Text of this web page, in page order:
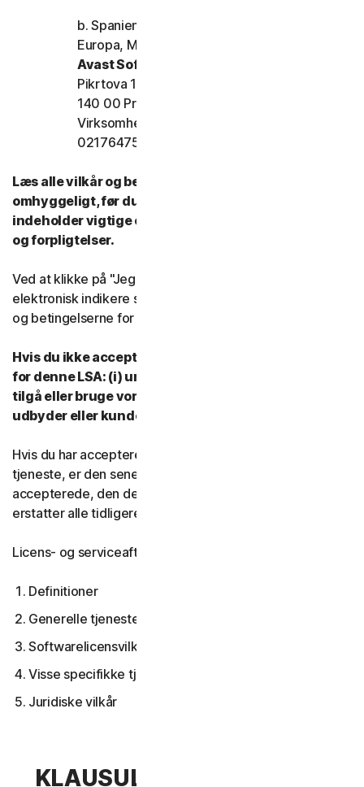
b. Spanien, Frankrig, Italien og resten af
Europa, Mellemøsten og Afrika
Avast Software s.r.o.
Pikrtova 1737/1a, Nusle,
140 00 Praha 4 Tjekkiet
Virksomhedens registreringsnummer:
02176475 og momsnummer: CZ02176475
Læs alle vilkår og betingelser for denne LSA
omhyggeligt, før du bruger vores tjenester. De
indeholder vigtige oplysninger om dine rettigheder
og forpligtelser.
Ved at klikke på "Jeg accepterer" eller på anden måde
elektronisk indikere samtykke, accepterer du vilkårene
og betingelserne for denne LSA.
Hvis du ikke accepterer vilkårene og betingelserne
for denne LSA: (i) undlad at downloade, installere,
tilgå eller bruge vores tjenester, og (ii) kontakt din
udbyder eller kundeservice og support.
Hvis du har accepteret flere versioner af denne LSA til en
tjeneste, er den seneste version af LSA, du
accepterede, den der gælder for dig og os og den
erstatter alle tidligere versioner.
Licens- og serviceaftalen dækker:
Definitioner
Generelle tjenestevilkår
Softwarelicensvilkår
Visse specifikke tjenestevilkår
Juridiske vilkår
KLAUSUL 1 – DEFINITIONER